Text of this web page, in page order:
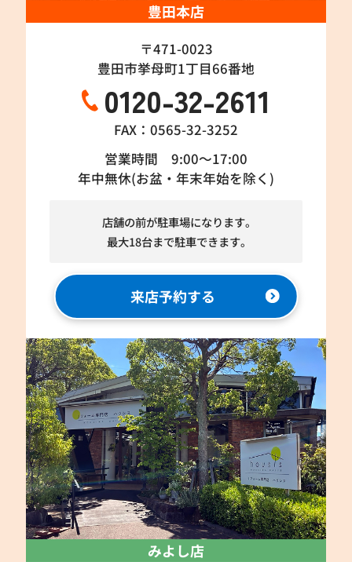
豊田本店
〒471-0023
豊田市挙母町1丁目66番地
0120-32-2611
FAX：0565-32-3252
営業時間 9:00～17:00
年中無休(お盆・年末年始を除く)
店舗の前が駐車場になります。
最大18台まで駐車できます。
来店予約する
みよし店